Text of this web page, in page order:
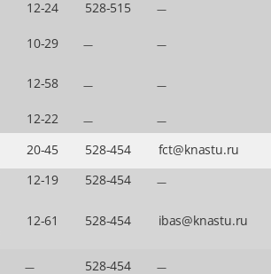
—
— —
— —
—
—
—
—
—